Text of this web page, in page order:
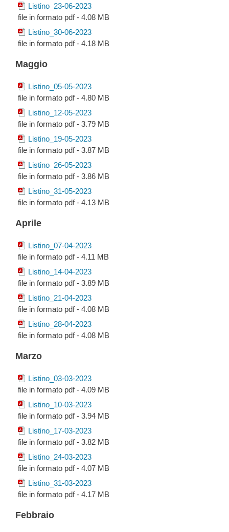
Listino_23-06-2023
file in formato pdf - 4.08 MB
Listino_30-06-2023
file in formato pdf - 4.18 MB
Maggio
Listino_05-05-2023
file in formato pdf - 4.80 MB
Listino_12-05-2023
file in formato pdf - 3.79 MB
Listino_19-05-2023
file in formato pdf - 3.87 MB
Listino_26-05-2023
file in formato pdf - 3.86 MB
Listino_31-05-2023
file in formato pdf - 4.13 MB
Aprile
Listino_07-04-2023
file in formato pdf - 4.11 MB
Listino_14-04-2023
file in formato pdf - 3.89 MB
Listino_21-04-2023
file in formato pdf - 4.08 MB
Listino_28-04-2023
file in formato pdf - 4.08 MB
Marzo
Listino_03-03-2023
file in formato pdf - 4.09 MB
Listino_10-03-2023
file in formato pdf - 3.94 MB
Listino_17-03-2023
file in formato pdf - 3.82 MB
Listino_24-03-2023
file in formato pdf - 4.07 MB
Listino_31-03-2023
file in formato pdf - 4.17 MB
Febbraio